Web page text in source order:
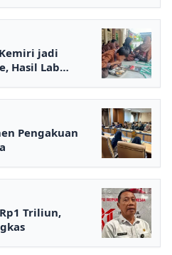
jadi
Hasil Lab
Pengakuan
Triliun,